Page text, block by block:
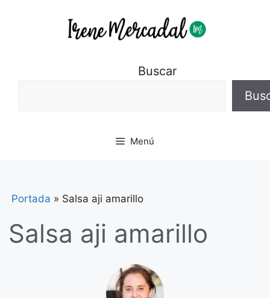
Buscar
Menú
Portada » Salsa aji amarillo
Salsa aji amarillo